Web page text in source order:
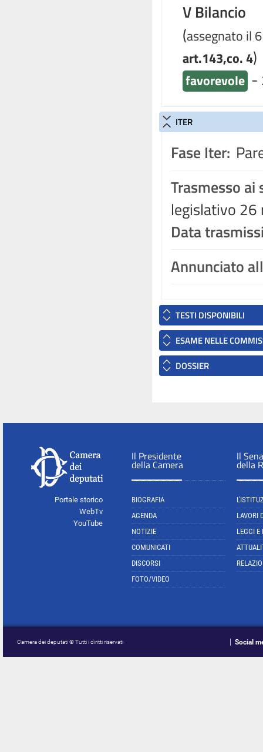
V Bilancio
(assegnato il
art.143,co. 4)
favorevole -
ITER
Fase Iter:
Trasmesso ai
legislativo
Data
Annunciato
TESTI DISPONIBILI
ESAME NELLE
DOSSIER
Portale storico
WebTv
YouTube
Il Presidente
della Camera
BIOGRAFIA
AGENDA
NOTIZIE
COMUNICATI
DISCORSI
FOTO/VIDEO
Il
della
LAVORI
LEGGI E
Camera dei deputati © Tutti i diritti riservati Social